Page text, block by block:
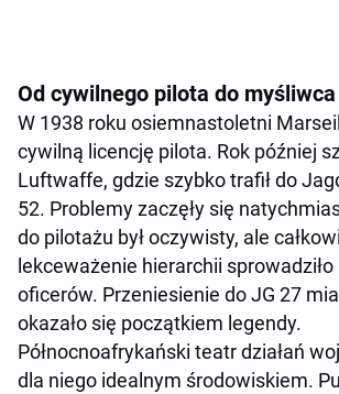
Od cywilnego pilota do
W 1938 roku osiemnastoletni
cywilną licencję pilota. Rok później
Luftwaffe, gdzie szybko trafił do
52. Problemy zaczęły się
do pilotażu był oczywisty, ale
lekceważenie hierarchii
oficerów. Przeniesienie do JG 27
okazało się początkiem legendy.
Północnoafrykański teatr działań
dla niego idealnym środowiskiem.